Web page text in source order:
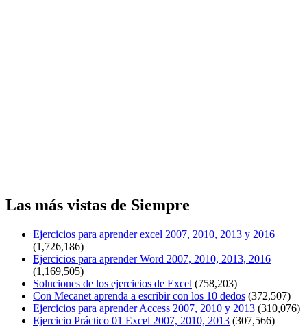
Las más vistas de Siempre
Ejercicios para aprender excel 2007, 2010, 2013 y 2016
(1,726,186)
Ejercicios para aprender Word 2007, 2010, 2013, 2016
(1,169,505)
Soluciones de los ejercicios de Excel (758,203)
Con Mecanet aprenda a escribir con los 10 dedos (372,507)
Ejercicios para aprender Access 2007, 2010 y 2013 (310,076)
Ejercicio Práctico 01 Excel 2007, 2010, 2013 (307,566)